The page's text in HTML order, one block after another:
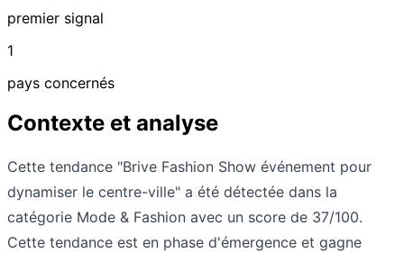
premier signal
1
pays concernés
Contexte et analyse
Cette tendance "Brive Fashion Show événement pour
dynamiser le centre-ville" a été détectée dans la
catégorie Mode & Fashion avec un score de 37/100.
Cette tendance est en phase d'émergence et gagne